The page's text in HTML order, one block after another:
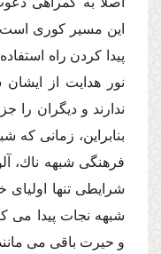
این مسیر كورى
پیدا كردن راه
نور هدایت از
ندارند و دیگران
بنابراین، زمانى
فرهنگى شبهه ناك،
شرایطى تنها اولیاى
شبهه نجات پیدا مى
و حیرت باقى مى